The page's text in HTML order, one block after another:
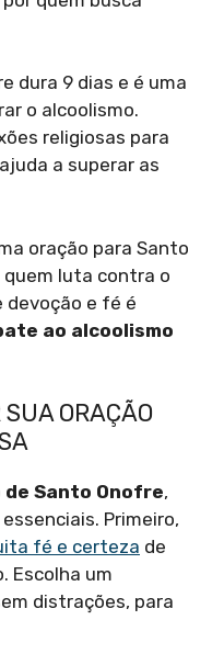
dura 9 dias e é uma
o alcoolismo.
religiosas para
a superar as
oração para Santo
luta contra o
devoção e fé é
ao alcoolismo
ORAÇÃO
Santo Onofre,
Primeiro,
fé e certeza de
Escolha um
distrações, para